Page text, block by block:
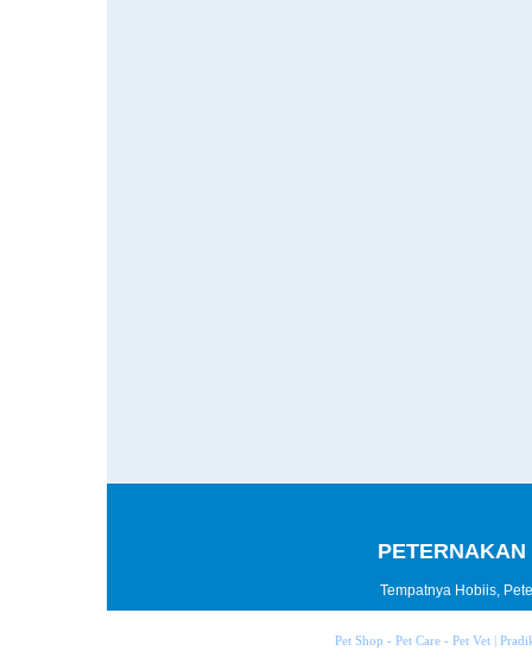
Tempatnya Hobiis,
Pet Shop - Pet Care - Pet Vet |